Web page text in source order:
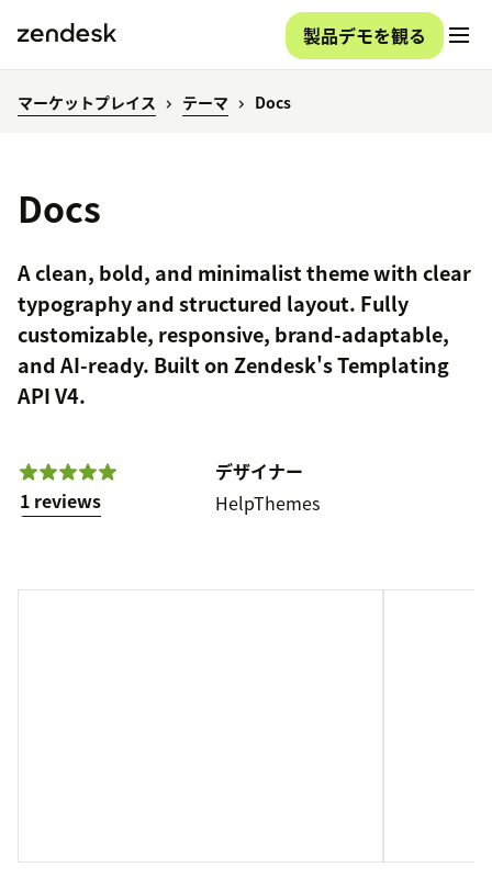
製品デモを観る
マーケットプレイス テーマ Docs
Docs
A clean, bold, and minimalist theme with clear
typography and structured layout. Fully
customizable, responsive, brand-adaptable,
and AI-ready. Built on Zendesk's Templating
API V4.
1 reviews
デザイナー
HelpThemes